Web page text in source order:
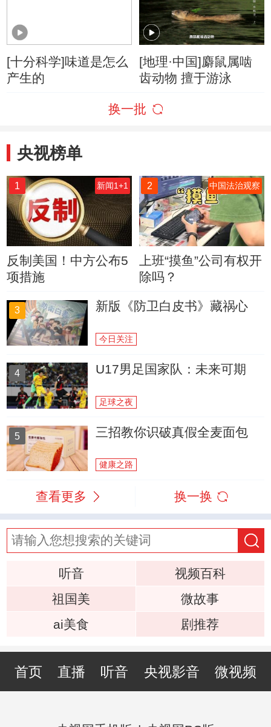
[十分科学]味道是怎么
产生的
[地理·中国]麝鼠属啮
齿动物 擅于游泳
换一批
央视榜单
1 新闻1+1
反制美国！中方公布5
项措施
2 中国法治观察
上班“摸鱼”公司有权开
除吗？
3 新版《防卫白皮书》藏祸心
今日关注
4 U17男足国家队：未来可期
足球之夜
5 三招教你识破真假全麦面包
健康之路
查看更多 换一换
听音
视频百科
祖国美
微故事
ai美食
剧推荐
首页 直播 听音 央视影音 微视频